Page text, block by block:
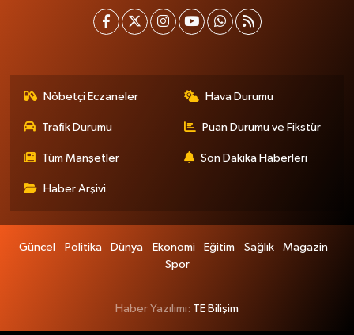
Nöbetçi Eczaneler Hava Durumu
Trafik Durumu Puan Durumu ve Fikstür
Tüm Manşetler Son Dakika Haberleri
Haber Arşivi
Güncel Politika Dünya Ekonomi Eğitim Sağlık
Magazin
Spor
Haber Yazılımı: TE Bilişim